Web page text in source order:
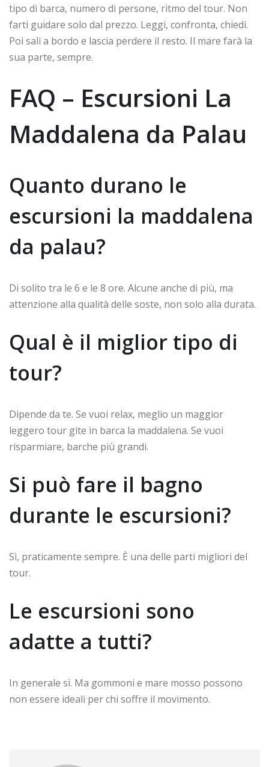
tipo di barca, numero di persone, ritmo del tour. Non
farti guidare solo dal prezzo. Leggi, confronta, chiedi.
Poi sali a bordo e lascia perdere il resto. Il mare farà la
sua parte, sempre.
FAQ – Escursioni La
Maddalena da Palau
Quanto durano le
escursioni la maddalena
da palau?
Di solito tra le 6 e le 8 ore. Alcune anche di più, ma
attenzione alla qualità delle soste, non solo alla durata.
Qual è il miglior tipo di
tour?
Dipende da te. Se vuoi relax, meglio un maggior
leggero tour gite in barca la maddalena. Se vuoi
risparmiare, barche più grandi.
Si può fare il bagno
durante le escursioni?
Sì, praticamente sempre. È una delle parti migliori del
tour.
Le escursioni sono
adatte a tutti?
In generale sì. Ma gommoni e mare mosso possono
non essere ideali per chi soffre il movimento.